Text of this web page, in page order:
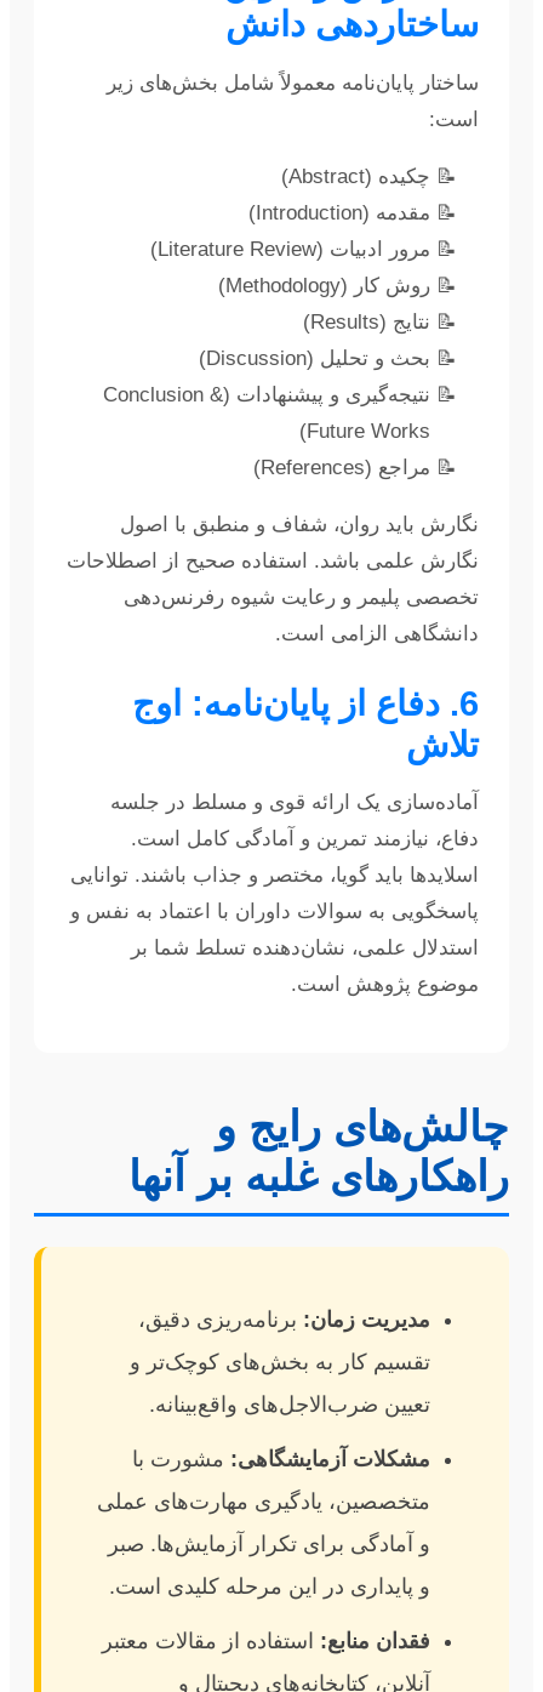
ساختاردهی دانش
ساختار پایان‌نامه معمولاً شامل بخش‌های زیر
است:
چکیده (Abstract)
مقدمه (Introduction)
مرور ادبیات (Literature Review)
روش کار (Methodology)
نتایج (Results)
بحث و تحلیل (Discussion)
نتیجه‌گیری و پیشنهادات (Conclusion &
Future Works)
مراجع (References)
نگارش باید روان، شفاف و منطبق با اصول
نگارش علمی باشد. استفاده صحیح از اصطلاحات
تخصصی پلیمر و رعایت شیوه رفرنس‌دهی
دانشگاهی الزامی است.
6. دفاع از پایان‌نامه: اوج
تلاش
آماده‌سازی یک ارائه قوی و مسلط در جلسه
دفاع، نیازمند تمرین و آمادگی کامل است.
اسلایدها باید گویا، مختصر و جذاب باشند. توانایی
پاسخگویی به سوالات داوران با اعتماد به نفس و
استدلال علمی، نشان‌دهنده تسلط شما بر
موضوع پژوهش است.
چالش‌های رایج و
راهکارهای غلبه بر آنها
مدیریت زمان: برنامه‌ریزی دقیق،
تقسیم کار به بخش‌های کوچک‌تر و
تعیین ضرب‌الاجل‌های واقع‌بینانه.
مشکلات آزمایشگاهی: مشورت با
متخصصین، یادگیری مهارت‌های عملی
و آمادگی برای تکرار آزمایش‌ها. صبر
و پایداری در این مرحله کلیدی است.
فقدان منابع: استفاده از مقالات معتبر
آنلاین، کتابخانه‌های دیجیتال و